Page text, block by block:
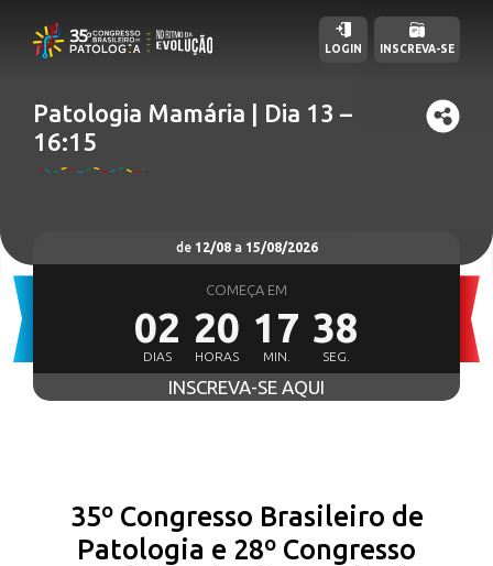
Patologia Mamária | Dia 13 –
16:15
LOGIN INSCREVA-SE
de 12/08a 15/08/2026
COMEÇA EM
02
DIAS
20
HORAS
17
MIN.
36
SEG.
INSCREVA-SE AQUI
35º Congresso Brasileiro de
Patologia e 28º Congresso